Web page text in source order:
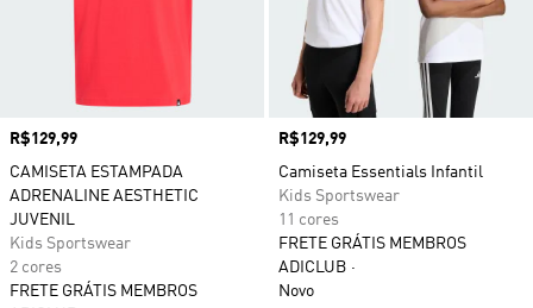
Preço
R$129,99
CAMISETA ESTAMPADA
ADRENALINE AESTHETIC
JUVENIL
Kids Sportswear
2 cores
FRETE GRÁTIS MEMBROS
Preço
R$129,99
Camiseta Essentials Infantil
Kids Sportswear
11 cores
FRETE GRÁTIS MEMBROS
ADICLUB
Novo